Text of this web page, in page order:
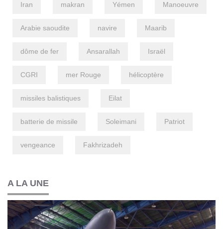
Iran makran Yémen Manoeuvre
Arabie saoudite navire Maarib
dôme de fer Ansarallah Israël
CGRI mer Rouge hélicoptère
missiles balistiques Eilat
batterie de missile Soleimani Patriot
vengeance Fakhrizadeh
A LA UNE